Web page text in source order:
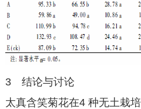
3 结论与讨论
太真含笑菊花在4 种无土栽